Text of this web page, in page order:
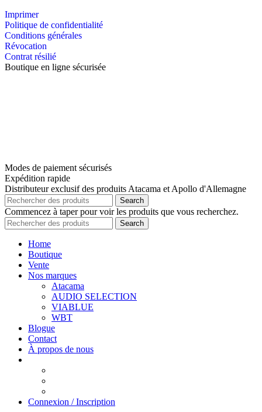
Imprimer
Politique de confidentialité
Conditions générales
Révocation
Contrat résilié
Boutique en ligne sécurisée
Modes de paiement sécurisés
Expédition rapide
Distributeur exclusif des produits Atacama et Apollo d'Allemagne
Search
Commencez à taper pour voir les produits que vous recherchez.
Search
Home
Boutique
Vente
Nos marques
Atacama
AUDIO SELECTION
VIABLUE
WBT
Blogue
Contact
À propos de nous
Connexion / Inscription